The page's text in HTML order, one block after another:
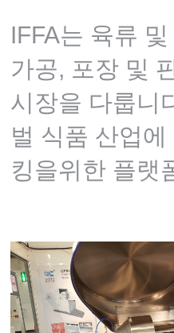
IFFA는 육류
가공, 포장 및
시장을 다룹니
벌 식품 산업
킹을위한 플랫